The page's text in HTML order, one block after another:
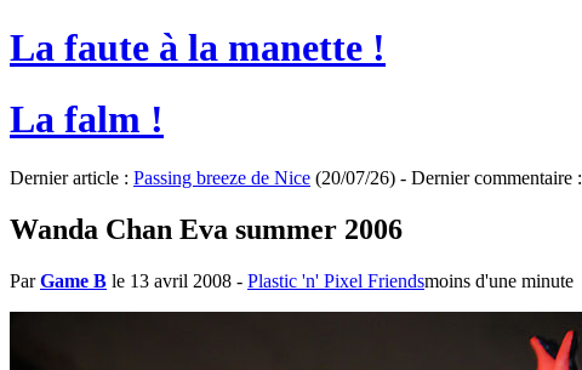
La faute à la manette !
La falm !
Dernier article : Passing breeze de Nice (20/07/26) - Dernier commentaire :
Wanda Chan Eva summer 2006
ParGame B le 13 avril 2008 - Plastic 'n' Pixel Friendsmoins d'une minute